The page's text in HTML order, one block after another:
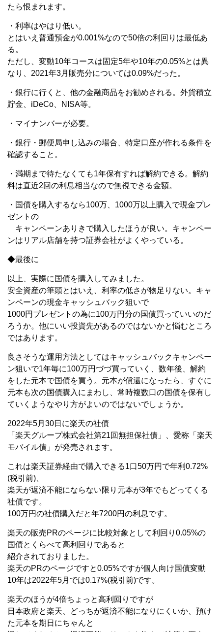
たら恨まれます。
・利率はやはり低い。
とはいえ普通預金が0.001%なので50倍の利回りは最低あ
る。
ただし、変動10年コースは固定5年や10年の0.05%とは異
なり、2021年3月販売分については0.09%だった。
・銀行に行くと、他の金融商品をお勧めされる。外貨積立
貯金、iDeCo、NISA等。
・マイナンバーが必要。
・銀行・郵便局申し込みの場合、特定口座が作れる条件を
確認すること。
・満期まで待たなくても1年保有すれば解約できる。解約
料は直近2回の利息相当なので無視できる金額。
・国債を購入するなら100万、1000万以上購入で現金プレ
ゼントの
キャンペーンありきで購入したほうが良い。キャンペー
ンはリアル店舗を持つ証券会社がよくやっている。
◆最後に
以上、実際に国債を購入してみました。
安全資産の筆頭とはいえ、利率の低さが物足りない。キャ
ンペーンの現金キャッシュバック狙いで
1000円プレゼントの為に100万円分の国債買っていいのだ
ろうか。他にいい投資先があるのではないかと悩むところ
ではあります。
良さそうな運用方法としてはキャッシュバックキャンペー
ン狙いで1年毎に100万円づづ買っていく、数年後、解約
をした元本で国債を買う。元本が償還になったら、すぐに
元本も次の国債購入にまわし、常時複数口の国債を保有し
ていくようなやり方がよいのではないでしょうか。
2022年5月30日に楽天の社債
「楽天グループ株式会社第21回無担保社債」、愛称「楽天
モバイル債」が発売されます。
これは楽天証券経由で購入できる1口50万円で年利0.72%
(税引前)、
楽天が返済不能にならない限り元本が3年でもどってくる
社債です。
100万円の社債購入だと年7200円の利息です。
楽天の販売PRのページに比較対象として利回り0.05%の
国債とくらべて高利回りであると
紹介されておりました。
楽天のPRのページですと0.05%ですが個人向け国債変動
10年は2022年5月では0.17%(税引前)です。
楽天のほうが4倍ちょっと高利回りですが
日本政府と楽天、どっちが返済不能になりにくいか、預け
た元本を期日にちゃんと